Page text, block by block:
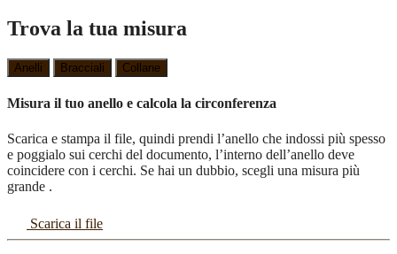
Trova la tua misura
Anelli Bracciali Collane
Misura il tuo anello e calcola la circonferenza
Scarica e stampa il file, quindi prendi l’anello che indossi più spesso
e poggialo sui cerchi del documento, l’interno dell’anello deve
coincidere con i cerchi. Se hai un dubbio, scegli una misura più
grande .
Scarica il file